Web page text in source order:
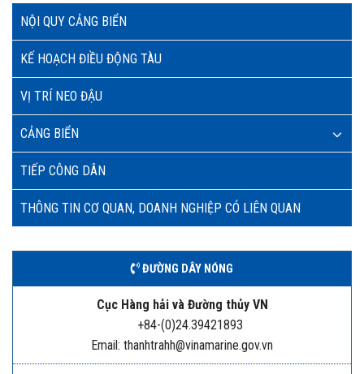
NỘI QUY CẢNG BIỂN
KẾ HOẠCH ĐIỀU ĐỘNG TÀU
VỊ TRÍ NEO ĐẬU
CẢNG BIỂN
TIẾP CÔNG DÂN
THÔNG TIN CƠ QUAN, DOANH NGHIỆP CÓ LIÊN QUAN
ĐƯỜNG DÂY NÓNG
Cục Hàng hải và Đường thủy VN
+84-(0)24.39421893
Email: thanhtrahh@vinamarine.gov.vn